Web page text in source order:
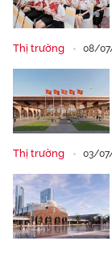
Thị trường 08/
Thị trường 03/